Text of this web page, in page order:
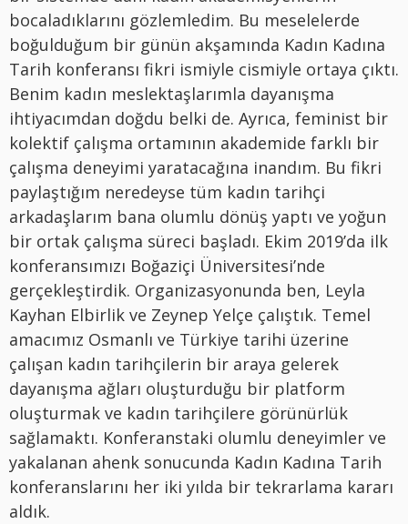
bocaladıklarını gözlemledim. Bu meselelerde
boğulduğum bir günün akşamında Kadın Kadına
Tarih konferansı fikri ismiyle cismiyle ortaya çıktı.
Benim kadın meslektaşlarımla dayanışma
ihtiyacımdan doğdu belki de. Ayrıca, feminist bir
kolektif çalışma ortamının akademide farklı bir
çalışma deneyimi yaratacağına inandım. Bu fikri
paylaştığım neredeyse tüm kadın tarihçi
arkadaşlarım bana olumlu dönüş yaptı ve yoğun
bir ortak çalışma süreci başladı. Ekim 2019’da ilk
konferansımızı Boğaziçi Üniversitesi’nde
gerçekleştirdik. Organizasyonunda ben, Leyla
Kayhan Elbirlik ve Zeynep Yelçe çalıştık. Temel
amacımız Osmanlı ve Türkiye tarihi üzerine
çalışan kadın tarihçilerin bir araya gelerek
dayanışma ağları oluşturduğu bir platform
oluşturmak ve kadın tarihçilere görünürlük
sağlamaktı. Konferanstaki olumlu deneyimler ve
yakalanan ahenk sonucunda Kadın Kadına Tarih
konferanslarını her iki yılda bir tekrarlama kararı
aldık.